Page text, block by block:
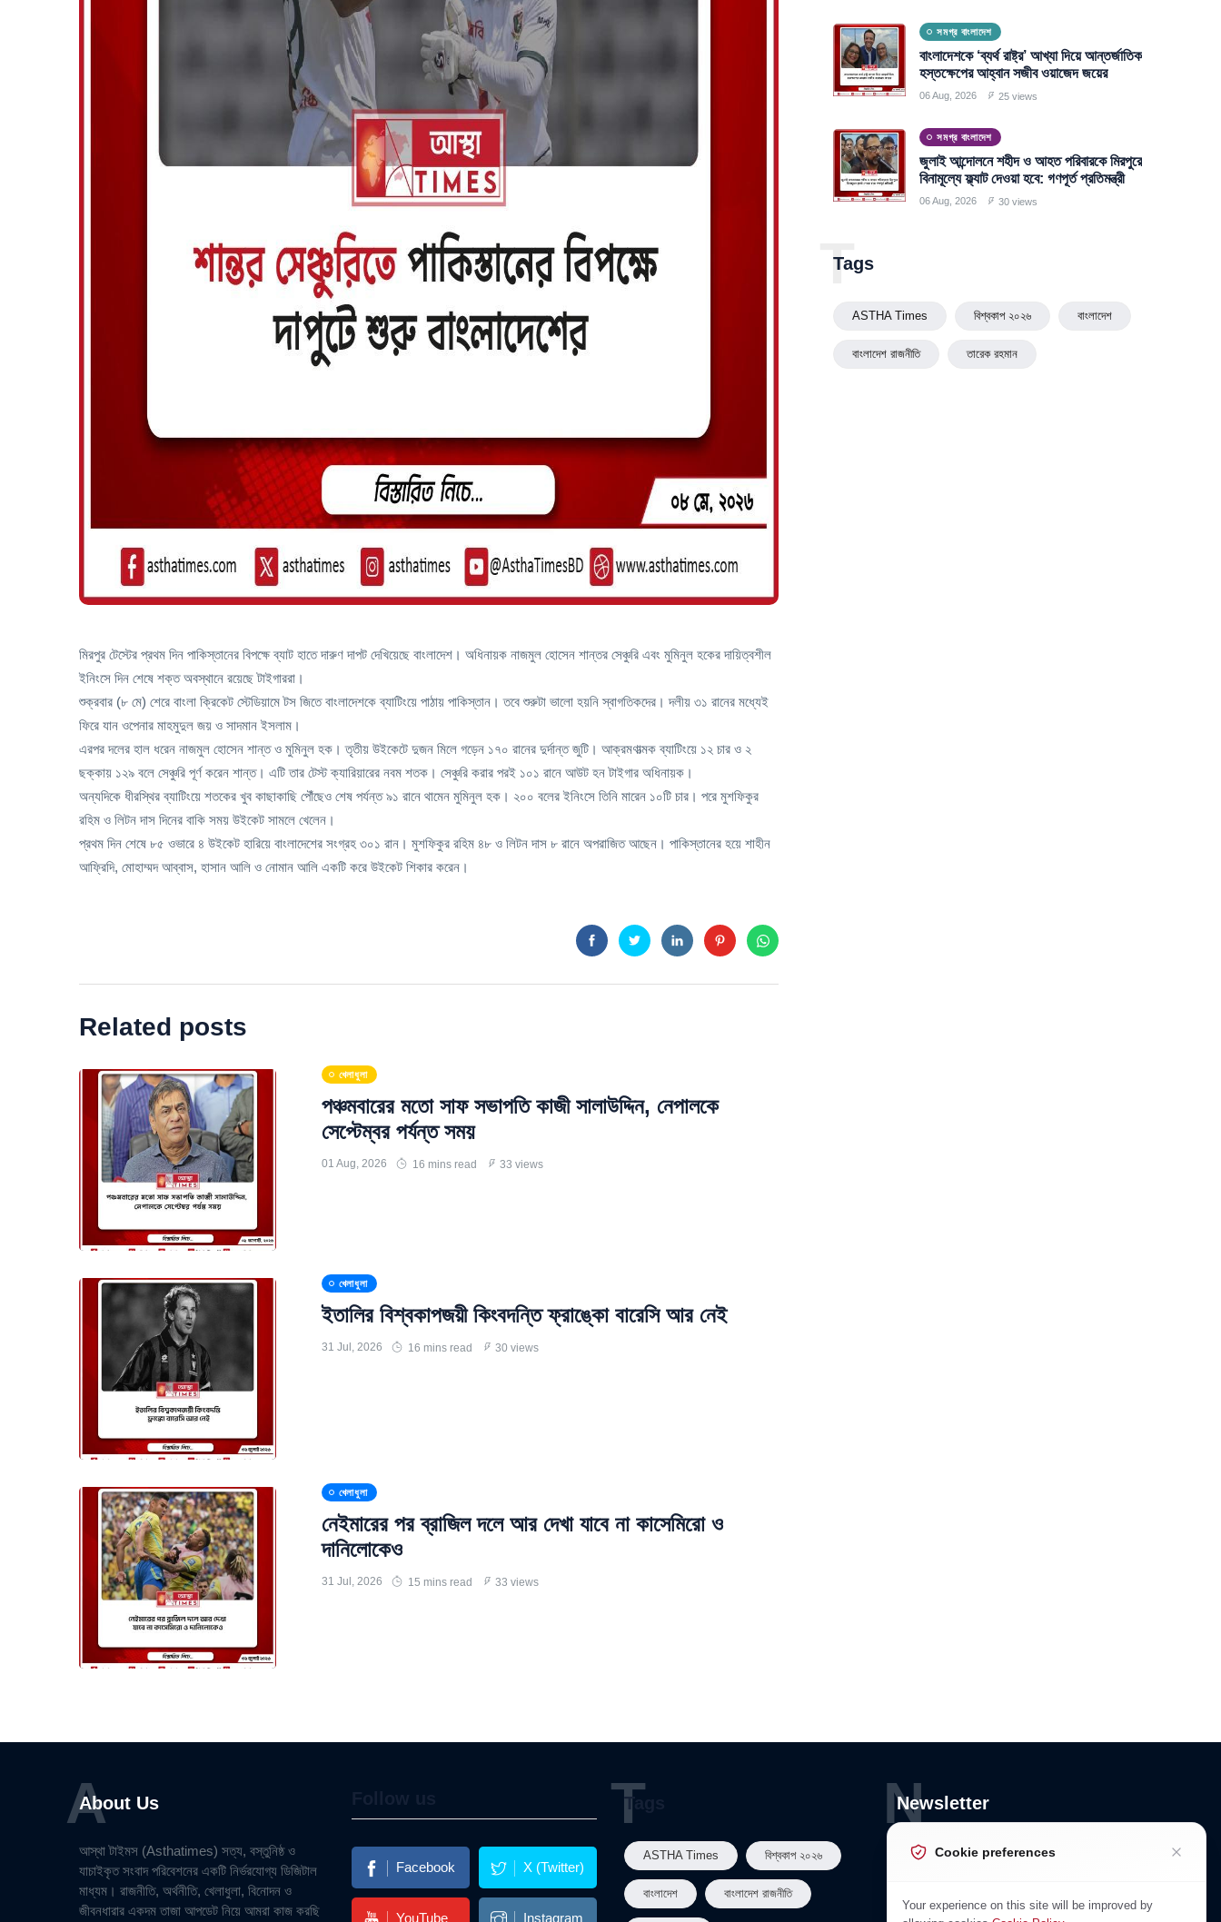
মিরপুর টেস্টের প্রথম দিন পাকিস্তানের বিপক্ষে ব্যাট হাতে দারুণ দাপট দেখিয়েছে বাংলাদেশ। অধিনায়ক নাজমুল হোসেন শান্তর সেঞ্চুরি এবং মুমিনুল হকের দায়িত্বশীল
ইনিংসে দিন শেষে শক্ত অবস্থানে রয়েছে টাইগাররা।
শুক্রবার (৮ মে) শেরে বাংলা ক্রিকেট স্টেডিয়ামে টস জিতে বাংলাদেশকে ব্যাটিংয়ে পাঠায় পাকিস্তান। তবে শুরুটা ভালো হয়নি স্বাগতিকদের। দলীয় ৩১ রানের মধ্যেই
ফিরে যান ওপেনার মাহমুদুল জয় ও সাদমান ইসলাম।
এরপর দলের হাল ধরেন নাজমুল হোসেন শান্ত ও মুমিনুল হক। তৃতীয় উইকেটে দুজন মিলে গড়েন ১৭০ রানের দুর্দান্ত জুটি। আক্রমণাত্মক ব্যাটিংয়ে ১২ চার ও ২
ছক্কায় ১২৯ বলে সেঞ্চুরি পূর্ণ করেন শান্ত। এটি তার টেস্ট ক্যারিয়ারের নবম শতক। সেঞ্চুরি করার পরই ১০১ রানে আউট হন টাইগার অধিনায়ক।
অন্যদিকে ধীরস্থির ব্যাটিংয়ে শতকের খুব কাছাকাছি পৌঁছেও শেষ পর্যন্ত ৯১ রানে থামেন মুমিনুল হক। ২০০ বলের ইনিংসে তিনি মারেন ১০টি চার। পরে মুশফিকুর
রহিম ও লিটন দাস দিনের বাকি সময় উইকেট সামলে খেলেন।
প্রথম দিন শেষে ৮৫ ওভারে ৪ উইকেট হারিয়ে বাংলাদেশের সংগ্রহ ৩০১ রান। মুশফিকুর রহিম ৪৮ ও লিটন দাস ৮ রানে অপরাজিত আছেন। পাকিস্তানের হয়ে শাহীন
আফ্রিদি, মোহাম্মদ আব্বাস, হাসান আলি ও নোমান আলি একটি করে উইকেট শিকার করেন।
Related posts
খেলাধুলা
পঞ্চমবারের মতো সাফ সভাপতি কাজী সালাউদ্দিন, নেপালকে
সেপ্টেম্বর পর্যন্ত সময়
01 Aug, 2026 16 mins read 33 views
খেলাধুলা
ইতালির বিশ্বকাপজয়ী কিংবদন্তি ফ্রাঙ্কো বারেসি আর নেই
31 Jul, 2026 16 mins read 30 views
খেলাধুলা
নেইমারের পর ব্রাজিল দলে আর দেখা যাবে না কাসেমিরো ও
দানিলোকেও
31 Jul, 2026 15 mins read 33 views
সমগ্র বাংলাদেশ
বাংলাদেশকে ‘ব্যর্থ রাষ্ট্র’ আখ্যা দিয়ে আন্তর্জাতিক
হস্তক্ষেপের আহ্বান সজীব ওয়াজেদ জয়ের
06 Aug, 2026 25 views
সমগ্র বাংলাদেশ
জুলাই আন্দোলনে শহীদ ও আহত পরিবারকে মিরপুরে
বিনামূল্যে ফ্ল্যাট দেওয়া হবে: গণপূর্ত প্রতিমন্ত্রী
06 Aug, 2026 30 views
Tags
T
ASTHA Times বিশ্বকাপ ২০২৬ বাংলাদেশ
বাংলাদেশ রাজনীতি তারেক রহমান
About Us
A
আস্থা টাইমস (Asthatimes) সত্য, বস্তুনিষ্ঠ ও
যাচাইকৃত সংবাদ পরিবেশনের একটি নির্ভরযোগ্য ডিজিটাল
মাধ্যম। রাজনীতি, অর্থনীতি, খেলাধুলা, বিনোদন ও
জীবনধারার একদম তাজা আপডেট নিয়ে আমরা কাজ করছি
Facebook X (Twitter)
YouTube Instagram
Tags
T
ASTHA Times বিশ্বকাপ ২০২৬
বাংলাদেশ বাংলাদেশ রাজনীতি
Newsletter
N
Subscribe to Our Newsletter
Cookie preferences
Your experience on this site will be improved by